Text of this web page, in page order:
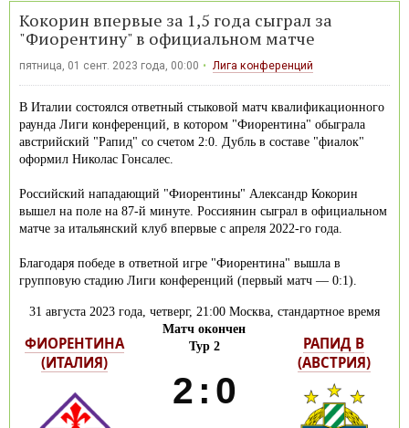
Кокорин впервые за 1,5 года сыграл за
"Фиорентину" в официальном матче
пятница, 01 сент. 2023 года, 00:00 Лига конференций
В Италии состоялся ответный стыковой матч квалификационного
раунда Лиги конференций, в котором "Фиорентина" обыграла
австрийский "Рапид" со счетом 2:0. Дубль в составе "фиалок"
оформил Николас Гонсалес.
Российский нападающий "Фиорентины" Александр Кокорин
вышел на поле на 87-й минуте. Россиянин сыграл в официальном
матче за итальянский клуб впервые с апреля 2022-го года.
Благодаря победе в ответной игре "Фиорентина" вышла в
групповую стадию Лиги конференций (первый матч — 0:1).
31 августа 2023 года, четверг, 21:00 Москва, стандартное время
ФИОРЕНТИНА
(ИТАЛИЯ)
Матч окончен
Тур 2
2 : 0
РАПИД В
(АВСТРИЯ)